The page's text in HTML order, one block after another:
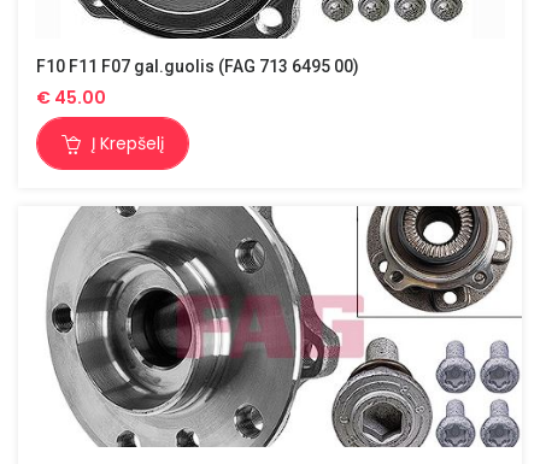
F10 F11 F07 gal.guolis (FAG 713 6495 00)
€ 45.00
Į Krepšelį